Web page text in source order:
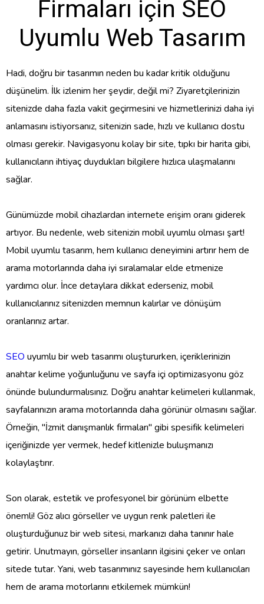
Firmaları için SEO
Uyumlu Web Tasarım
Hadi, doğru bir tasarımın neden bu kadar kritik olduğunu
düşünelim. İlk izlenim her şeydir, değil mi? Ziyaretçilerinizin
sitenizde daha fazla vakit geçirmesini ve hizmetlerinizi daha iyi
anlamasını istiyorsanız, sitenizin sade, hızlı ve kullanıcı dostu
olması gerekir. Navigasyonu kolay bir site, tıpkı bir harita gibi,
kullanıcıların ihtiyaç duydukları bilgilere hızlıca ulaşmalarını
sağlar.
Günümüzde mobil cihazlardan internete erişim oranı giderek
artıyor. Bu nedenle, web sitenizin mobil uyumlu olması şart!
Mobil uyumlu tasarım, hem kullanıcı deneyimini artırır hem de
arama motorlarında daha iyi sıralamalar elde etmenize
yardımcı olur. İnce detaylara dikkat ederseniz, mobil
kullanıcılarınız sitenizden memnun kalırlar ve dönüşüm
oranlarınız artar.
SEO uyumlu bir web tasarımı oluştururken, içeriklerinizin
anahtar kelime yoğunluğunu ve sayfa içi optimizasyonu göz
önünde bulundurmalısınız. Doğru anahtar kelimeleri kullanmak,
sayfalarınızın arama motorlarında daha görünür olmasını sağlar.
Örneğin, "İzmit danışmanlık firmaları" gibi spesifik kelimeleri
içeriğinizde yer vermek, hedef kitlenizle buluşmanızı
kolaylaştırır.
Son olarak, estetik ve profesyonel bir görünüm elbette
önemli! Göz alıcı görseller ve uygun renk paletleri ile
oluşturduğunuz bir web sitesi, markanızı daha tanınır hale
getirir. Unutmayın, görseller insanların ilgisini çeker ve onları
sitede tutar. Yani, web tasarımınız sayesinde hem kullanıcıları
hem de arama motorlarını etkilemek mümkün!